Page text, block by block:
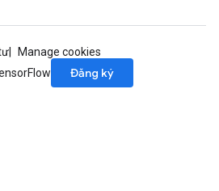
Manage cookies
Đăng ký